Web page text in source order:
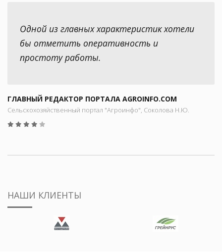
Одной из главных характеристик хотели
бы отметить оперативность и
простоту работы.
ГЛАВНЫЙ РЕДАКТОР ПОРТАЛА AGROINFO.COM
Сельскохозяйственный портал "Агроинфо", Соколова Н.Ю.
НАШИ КЛИЕНТЫ